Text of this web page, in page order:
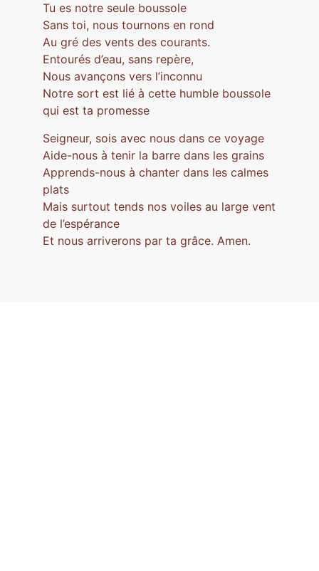
Tu es notre seule boussole
Sans toi, nous tournons en rond
Au gré des vents des courants.
Entourés d’eau, sans repère,
Nous avançons vers l’inconnu
Notre sort est lié à cette humble boussole
qui est ta promesse
Seigneur, sois avec nous dans ce voyage
Aide-nous à tenir la barre dans les grains
Apprends-nous à chanter dans les calmes
plats
Mais surtout tends nos voiles au large vent
de l’espérance
Et nous arriverons par ta grâce. Amen.